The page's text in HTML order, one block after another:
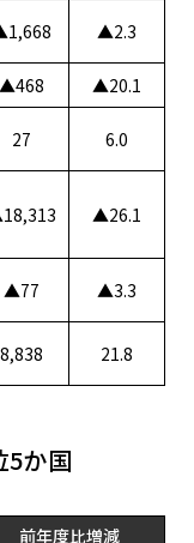
▲2.3
▲468
▲20.1
27 6.0
▲26.1
▲77 ▲3.3
8,838 21.8
5か国
前年度比増減